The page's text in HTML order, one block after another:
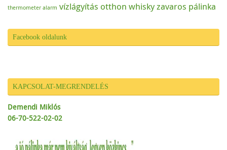
thermometer alarm vízlágyítás otthon whiskyzavaros pálinka
Facebook oldalunk
KAPCSOLAT-MEGRENDELÉS
Demendi Miklós
06-70-522-02-02